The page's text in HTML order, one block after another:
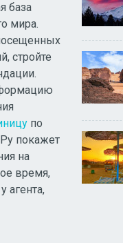
база
мира.
стройте
по
покажет
на
время,
агента,